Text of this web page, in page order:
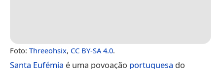
Foto: Threeohsix, CC BY-SA 4.0.
Santa Eufémia é uma povoação portuguesa do